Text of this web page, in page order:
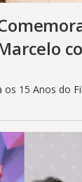
os 15 Anos do